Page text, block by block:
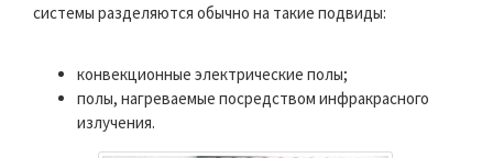
системы разделяются обычно на такие подвиды:
конвекционные электрические полы;
полы, нагреваемые посредством инфракрасного
излучения.